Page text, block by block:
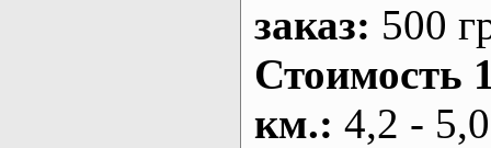
заказ: 500
Стоимость
км.: 4,2 -